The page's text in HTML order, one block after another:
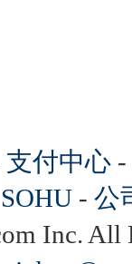
支付中心 -
- 公
Inc.